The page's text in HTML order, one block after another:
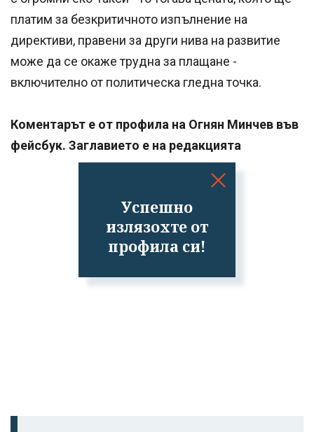
Успешно
излязохте от
профила си!
платим за безкритичното изпълнение на
директиви, правени за други нива на развитие
може да се окаже трудна за плащане -
включително от политическа гледна точка.
Коментарът е от профила на Огнян Минчев във
фейсбук. Заглавието е на редакцията